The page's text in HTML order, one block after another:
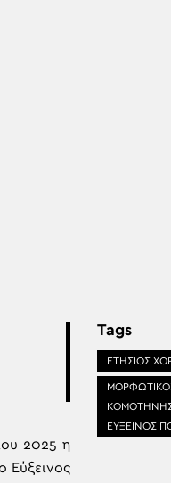
2025 η
Εύξεινος
Tags
ΕΤΗΣΙΟΣ
ΚΟΜΟΤΗΝΗΣ
ΕΥΞΕΙΝΟΣ